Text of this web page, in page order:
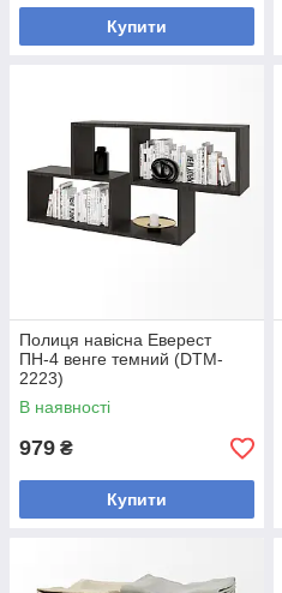
Купити
Полиця навісна Еверест
ПН-4 венге темний (DTM-
2223)
В наявності
979 ₴
Купити